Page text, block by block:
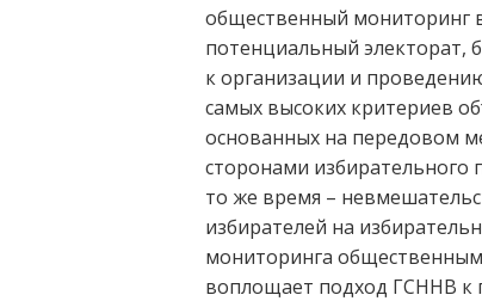
общественный мониторинг
потенциальный электорат,
к организации и
самых высоких критериев
основанных на передовом
сторонами избирательного
то же время –
избирателей на
мониторинга
воплощает подход ГСННВ к